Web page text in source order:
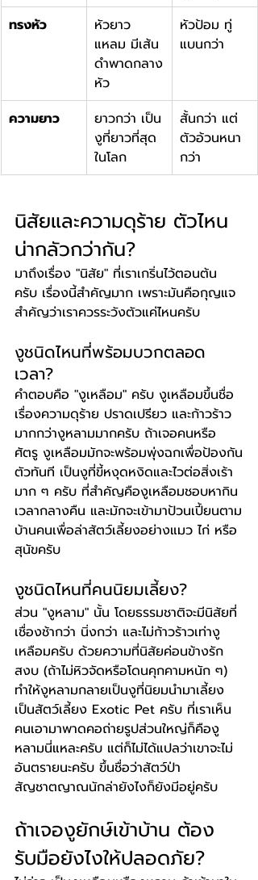
ทรงหัว
หัวยาว
แหลม มีเส้น
ดำพาดกลาง
หัว
หัวป้อม ทู่
แบนกว่า
ความยาว
ยาวกว่า เป็น
งูที่ยาวที่สุด
ในโลก
สั้นกว่า แต่
ตัวอ้วนหนา
กว่า
นิสัยและความดุร้าย ตัวไหน
น่ากลัวกว่ากัน?
มาถึงเรื่อง "นิสัย" ที่เราเกริ่นไว้ตอนต้น
ครับ เรื่องนี้สำคัญมาก เพราะมันคือกุญแจ
สำคัญว่าเราควรระวังตัวแค่ไหนครับ
งูชนิดไหนที่พร้อมบวกตลอด
เวลา?
คำตอบคือ "งูเหลือม" ครับ งูเหลือมขึ้นชื่อ
เรื่องความดุร้าย ปราดเปรียว และก้าวร้าว
มากกว่างูหลามมากครับ ถ้าเจอคนหรือ
ศัตรู งูเหลือมมักจะพร้อมพุ่งฉกเพื่อป้องกัน
ตัวทันที เป็นงูที่ขี้หงุดหงิดและไวต่อสิ่งเร้า
มาก ๆ ครับ ที่สำคัญคืองูเหลือมชอบหากิน
เวลากลางคืน และมักจะเข้ามาป้วนเปี้ยนตาม
บ้านคนเพื่อล่าสัตว์เลี้ยงอย่างแมว ไก่ หรือ
สุนัขครับ
งูชนิดไหนที่คนนิยมเลี้ยง?
ส่วน "งูหลาม" นั้น โดยธรรมชาติจะมีนิสัยที่
เชื่องช้ากว่า นิ่งกว่า และไม่ก้าวร้าวเท่างู
เหลือมครับ ด้วยความที่นิสัยค่อนข้างรัก
สงบ (ถ้าไม่หิวจัดหรือโดนคุกคามหนัก ๆ)
ทำให้งูหลามกลายเป็นงูที่นิยมนำมาเลี้ยง
เป็นสัตว์เลี้ยง Exotic Pet ครับ ที่เราเห็น
คนเอามาพาดคอถ่ายรูปส่วนใหญ่ก็คืองู
หลามนี่แหละครับ แต่ก็ไม่ได้แปลว่าเขาจะไม่
อันตรายนะครับ ขึ้นชื่อว่าสัตว์ป่า
สัญชาตญาณนักล่ายังไงก็ยังมีอยู่ครับ
ถ้าเจองูยักษ์เข้าบ้าน ต้อง
รับมือยังไงให้ปลอดภัย?